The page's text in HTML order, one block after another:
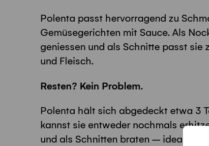
Polenta passt hervorragend zu
Gemüsegerichten mit Sauce. Als
geniessen und als Schnitte passt sie
und Fleisch.
Resten? Kein Problem.
Polenta hält sich abgedeckt etwa 3
kannst sie entweder nochmals
und als Schnitten braten – ideal als